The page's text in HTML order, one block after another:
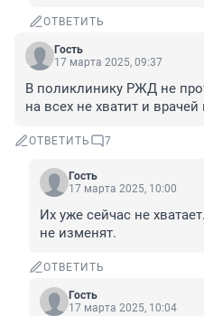
ОТВЕТИТЬ
Гость
17 марта 2025, 09:37
В поликлинику РЖД не
на всех не хватит и врачей
ОТВЕТИТЬ 7
Гость
17 марта 2025, 10:00
Их уже сейчас не
не изменят.
ОТВЕТИТЬ
Гость
17 марта 2025, 10:04